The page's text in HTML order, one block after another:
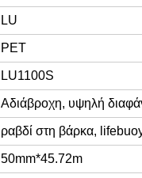
LU
PET
LU1100S
Αδιάβροχη, υψηλή
ραβδί στη βάρκα,
50mm*45.72m